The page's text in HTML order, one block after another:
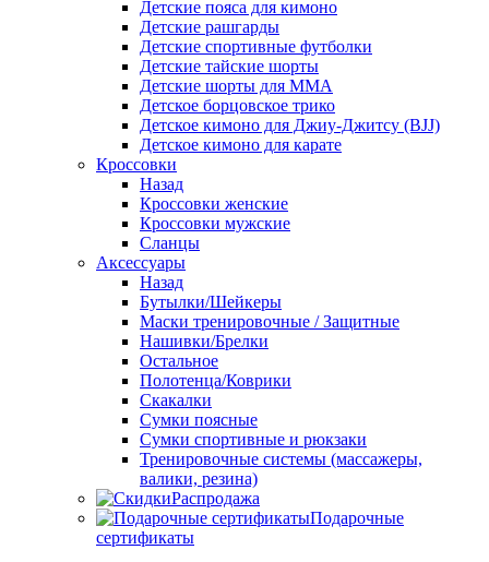
Детские пояса для кимоно
Детские рашгарды
Детские спортивные футболки
Детские тайские шорты
Детские шорты для ММА
Детское борцовское трико
Детское кимоно для Джиу-Джитсу (BJJ)
Детское кимоно для карате
Кроссовки
Назад
Кроссовки женские
Кроссовки мужские
Сланцы
Аксессуары
Назад
Бутылки/Шейкеры
Маски тренировочные / Защитные
Нашивки/Брелки
Остальное
Полотенца/Коврики
Скакалки
Сумки поясные
Сумки спортивные и рюкзаки
Тренировочные системы (массажеры,
валики, резина)
Распродажа
Подарочные
сертификаты